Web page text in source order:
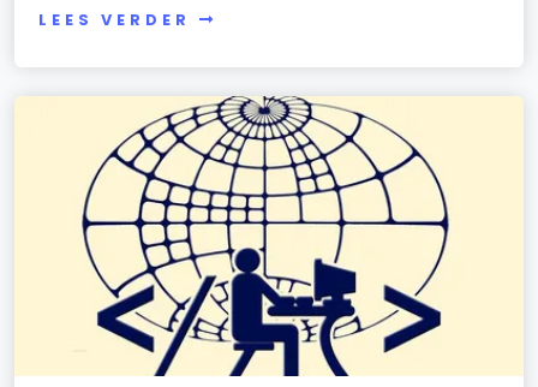
LEES VERDER